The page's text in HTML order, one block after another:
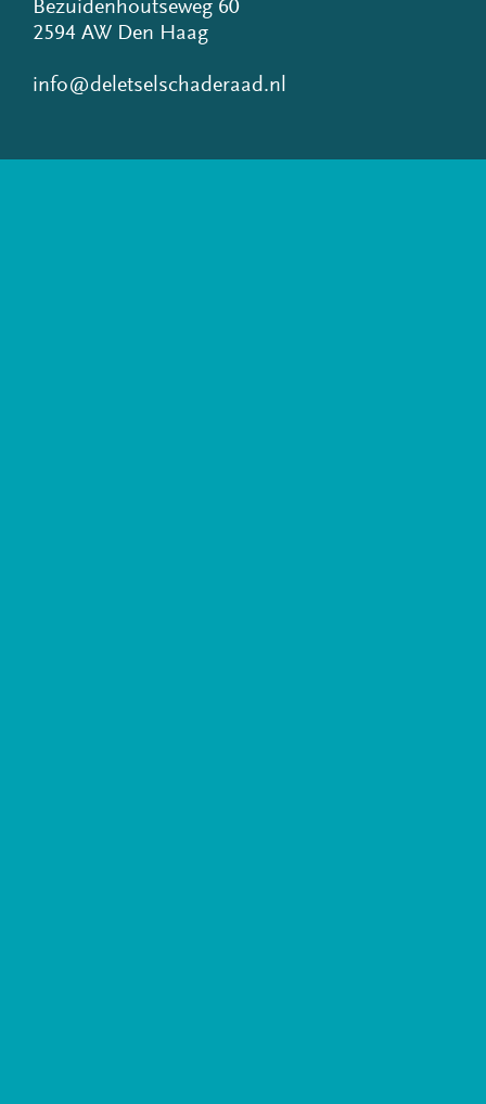
Bezuidenhoutseweg 60
2594 AW Den Haag
info@deletselschaderaad.nl